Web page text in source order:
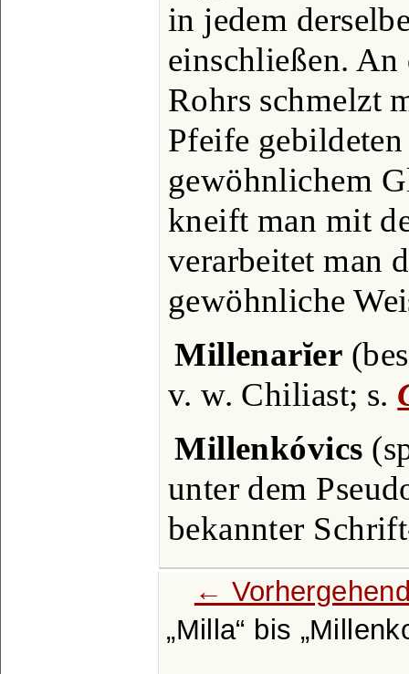
in jedem
einschließen. An
Rohrs schmelzt
Pfeife
gewöhnlichem
kneift man mit
verarbeitet man
gewöhnliche
Millenarĭer
v. w. Chiliast; s.
Millenkóvics
unter dem
bekannter
←
Milla
bis